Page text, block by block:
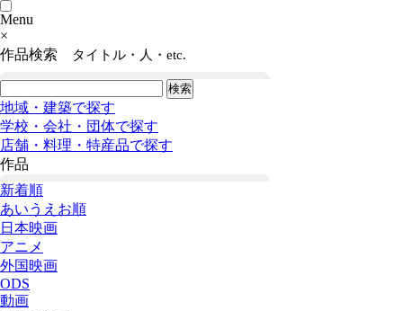
Menu
×
作品検索
タイトル・人・etc.
地域・建築で探す
学校・会社・団体で探す
店舗・料理・特産品で探す
作品
新着順
あいうえお順
日本映画
アニメ
外国映画
ODS
動画